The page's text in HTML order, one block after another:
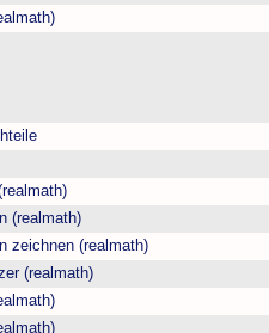
(realmath)
zeichnen (realmath)
(realmath)